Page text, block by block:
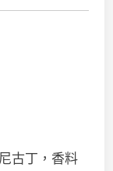
古丁，香料